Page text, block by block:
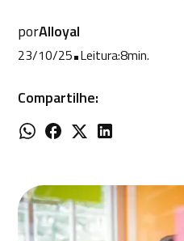
porAlloyal
23/10/25•Leitura:8min.
Compartilhe: